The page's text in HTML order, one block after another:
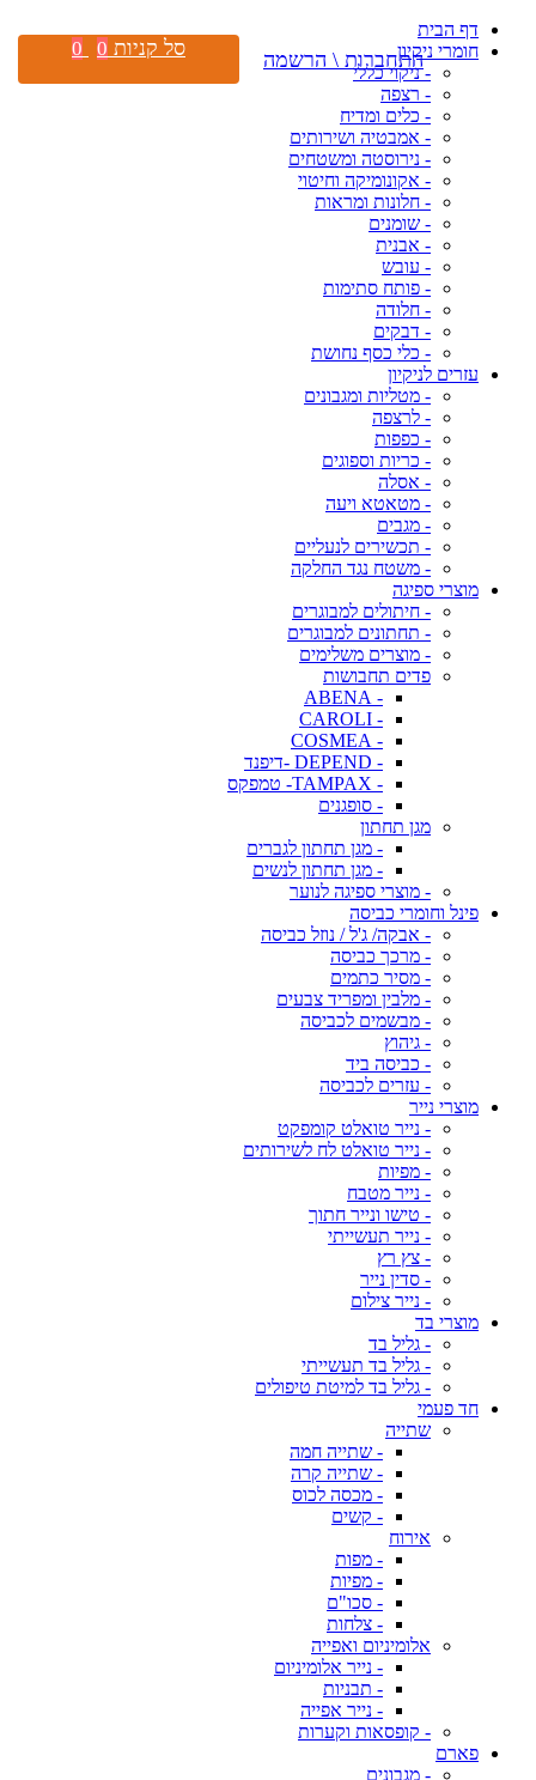
דף הבית
חומרי ניקיון
- ניקוי כללי
- רצפה
- כלים ומדיח
- אמבטיה ושירותים
- נירוסטה ומשטחים
- אקונומיקה וחיטוי
- חלונות ומראות
- שומנים
- אבנית
- עובש
- פותח סתימות
- חלודה
- דבקים
- כלי כסף נחושת
עזרים לניקיון
- מטליות ומגבונים
- לרצפה
- כפפות
- כריות וספוגים
- אסלה
- מטאטא ויעה
- מגבים
- תכשירים לנעליים
- משטח נגד החלקה
מוצרי ספיגה
- חיתולים למבוגרים
- תחתונים למבוגרים
- מוצרים משלימים
פדים תחבושות
- ABENA
- CAROLI
- COSMEA
- DEPEND -דיפנד
- TAMPAX- טמפקס
- סופגנים
מגן תחתון
- מגן תחתון לגברים
- מגן תחתון לנשים
- מוצרי ספיגה לנוער
פינל וחומרי כביסה
- אבקה/ ג'ל / נוזל כביסה
- מרכך כביסה
- מסיר כתמים
- מלבין ומפריד צבעים
- מבשמים לכביסה
- גיהוץ
- כביסה ביד
- עזרים לכביסה
מוצרי נייר
- נייר טואלט קומפקט
- נייר טואלט לח לשירותים
- מפיות
- נייר מטבח
- טישו ונייר חתוך
- נייר תעשייתי
- צץ רץ
- סדין נייר
- נייר צילום
מוצרי בד
- גליל בד
- גליל בד תעשייתי
- גליל בד למיטת טיפולים
חד פעמי
שתייה
- שתייה חמה
- שתייה קרה
- מכסה לכוס
- קשים
אירוח
- מפות
- מפיות
- סכו"ם
- צלחות
אלומיניום ואפייה
- נייר אלומיניום
- תבניות
- נייר אפייה
- קופסאות וקערות
פארם
- מגבונים
התחברות \ הרשמה סל קניות 0
0